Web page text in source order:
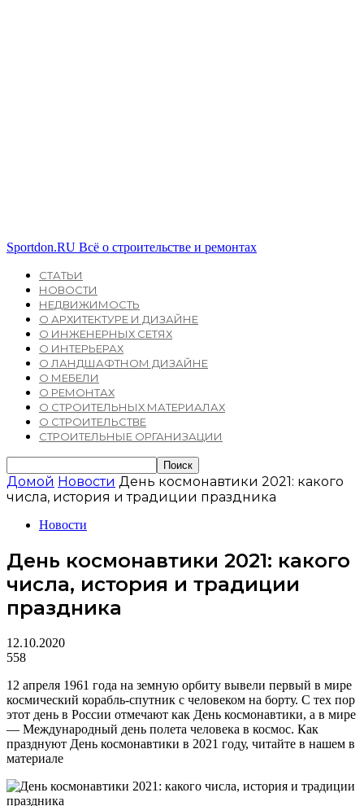
Sportdon.RU Всё о строительстве и ремонтах
СТАТЬИ
НОВОСТИ
НЕДВИЖИМОСТЬ
О АРХИТЕКТУРЕ И ДИЗАЙНЕ
О ИНЖЕНЕРНЫХ СЕТЯХ
О ИНТЕРЬЕРАХ
О ЛАНДШАФТНОМ ДИЗАЙНЕ
О МЕБЕЛИ
О РЕМОНТАХ
О СТРОИТЕЛЬНЫХ МАТЕРИАЛАХ
О СТРОИТЕЛЬСТВЕ
СТРОИТЕЛЬНЫЕ ОРГАНИЗАЦИИ
Домой Новости День космонавтики 2021: какого
числа, история и традиции праздника
Новости
День космонавтики 2021: какого
числа, история и традиции
праздника
12.10.2020
558
12 апреля 1961 года на земную орбиту вывели первый в мире
космический корабль-спутник с человеком на борту. С тех пор
этот день в России отмечают как День космонавтики, а в мире
— Международный день полета человека в космос. Как
празднуют День космонавтики в 2021 году, читайте в нашем в
материале